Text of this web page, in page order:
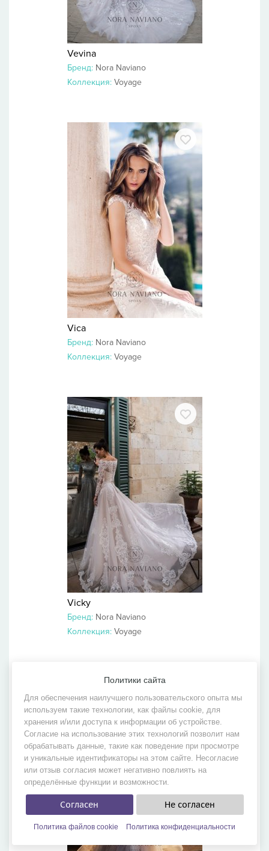
Vevina
Бренд: Nora Naviano
Коллекция: Voyage
Vica
Бренд: Nora Naviano
Коллекция: Voyage
Vicky
Бренд: Nora Naviano
Коллекция: Voyage
Политики сайта
Для обеспечения наилучшего пользовательского опыта мы
используем такие технологии, как файлы cookie, для
хранения и/или доступа к информации об устройстве.
Согласие на использование этих технологий позволит нам
обрабатывать данные, такие как поведение при просмотре
и уникальные идентификаторы на этом сайте. Несогласие
или отзыв согласия может негативно повлиять на
определённые функции и возможности.
Согласен Не согласен
Политика файлов cookie Политика конфиденциальности